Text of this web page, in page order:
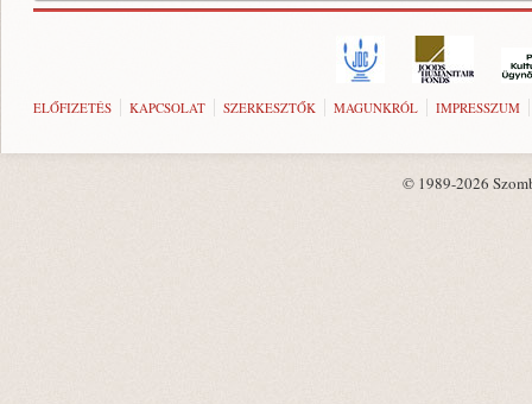
ELŐFIZETÉS KAPCSOLAT SZERKESZTŐK MAGUNKRÓL IMPRESSZUM
© 1989-2026